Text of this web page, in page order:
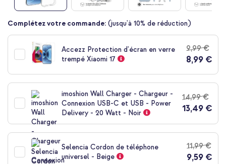
Passer
de
Galerie
Complétez votre commande: (jusqu'à 10% de réduction)
Accezz Protection d'écran en verre
trempé Xiaomi 17
9,99 €
8,99 €
imoshion Wall Charger - Chargeur -
Connexion USB-C et USB - Power
Delivery - 20 Watt - Noir
14,99 €
13,49 €
Selencia Cordon de téléphone
universel - Beige
11,99 €
9,59 €